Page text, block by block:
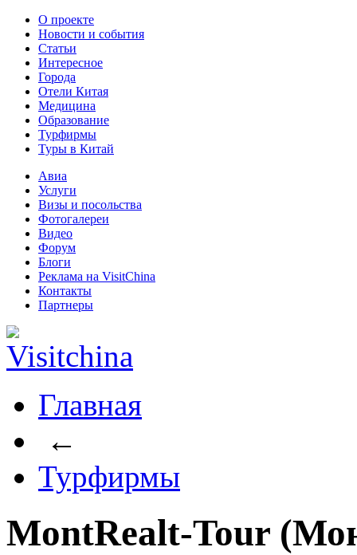
О проекте
Новости и события
Статьи
Интересное
Города
Отели Китая
Медицина
Образование
Турфирмы
Туры в Китай
Авиа
Услуги
Визы и посольства
Фотогалереи
Видео
Форум
Блоги
Реклама на VisitChina
Контакты
Партнеры
Главная
←
Турфирмы
MontRealt-Tour